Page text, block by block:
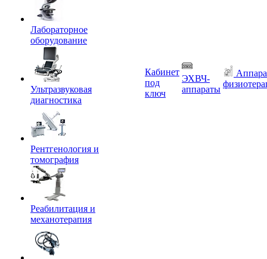
Лабораторное
оборудование
Ультразвуковая
диагностика
Рентгенология и
томография
Реабилитация и
механотерапия
Кабинет
под
ключ
ЭХВЧ-
аппараты